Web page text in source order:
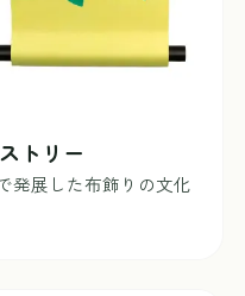
トリー
発展した布飾りの文化